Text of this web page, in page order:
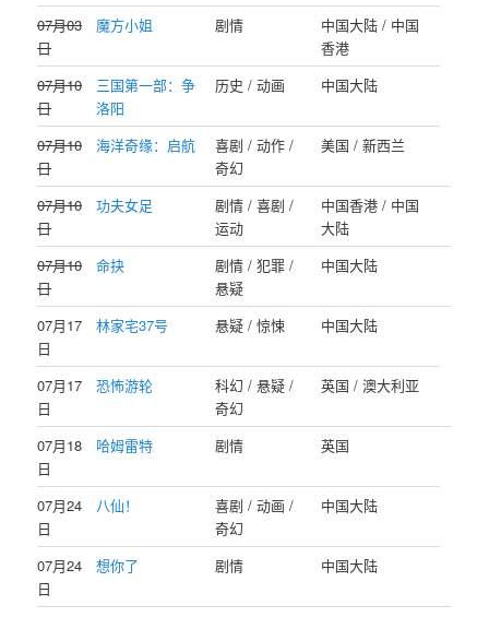
07月03
日
魔方小姐 剧情
中国大陆 / 中国
香港
07月10
日
三国第一部：争
洛阳
历史 / 动画 中国大陆
07月10
日
海洋奇缘：启航
喜剧 / 动作 /
奇幻
美国 / 新西兰
07月10
日
功夫女足
剧情 / 喜剧 /
运动
中国香港 / 中国
大陆
07月10
日
命抉
剧情 / 犯罪 /
悬疑
中国大陆
07月17
日
林家宅37号 悬疑 / 惊悚 中国大陆
07月17
日
恐怖游轮
科幻 / 悬疑 /
奇幻
英国 / 澳大利亚
07月18
日
哈姆雷特 剧情 英国
07月24
日
八仙！
喜剧 / 动画 /
奇幻
中国大陆
07月24
日
想你了 剧情 中国大陆